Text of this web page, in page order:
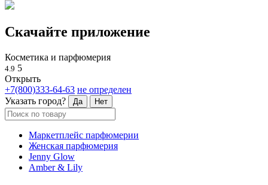
Скачайте приложение
Косметика и парфюмерия
4.9 5
Открыть
+7(800)333-64-63 не определен
Указать город?
Да Нет
Маркетплейс парфюмерии
Женская парфюмерия
Jenny Glow
Amber & Lily